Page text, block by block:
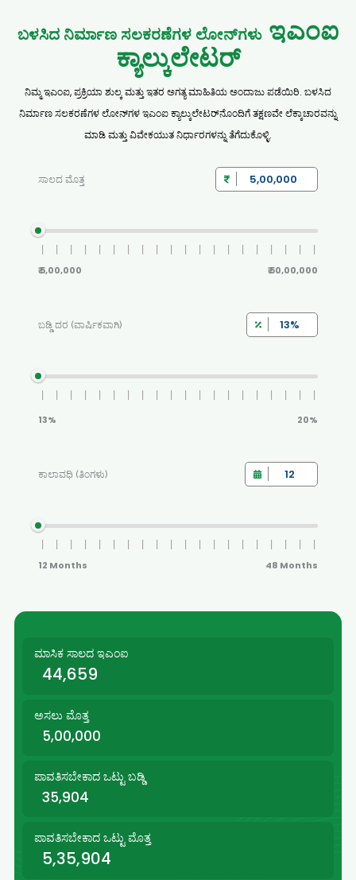
ಬಳಸಿದ ನಿರ್ಮಾಣ ಸಲಕರಣೆಗಳ ಲೋನ್‌ಗಳು ಇಎಂಐ
ಕ್ಯಾಲ್ಕುಲೇಟರ್
ನಿಮ್ಮ ಇಎಂಐ, ಪ್ರಕ್ರಿಯಾ ಶುಲ್ಕ ಮತ್ತು ಇತರ ಅಗತ್ಯ ಮಾಹಿತಿಯ ಅಂದಾಜು ಪಡೆಯಿರಿ. ಬಳಸಿದ
ನಿರ್ಮಾಣ ಸಲಕರಣೆಗಳ ಲೋನ್‌ಗಳ ಇಎಂಐ ಕ್ಯಾಲ್ಕುಲೇಟರ್‌ನೊಂದಿಗೆ ತಕ್ಷಣವೇ ಲೆಕ್ಕಾಚಾರವನ್ನು
ಮಾಡಿ ಮತ್ತು ವಿವೇಕಯುತ ನಿರ್ಧಾರಗಳನ್ನು ತೆಗೆದುಕೊಳ್ಳಿ.
ಸಾಲದ ಮೊತ್ತ
₹ 5,00,000 ₹ 50,00,000
ಬಡ್ಡಿ ದರ (ವಾರ್ಷಿಕವಾಗಿ)
13% 20%
ಕಾಲಾವಧಿ (ತಿಂಗಳು)
12 Months 48 Months
ಮಾಸಿಕ ಸಾಲದ ಇಎಂಐ
44,659
ಅಸಲು ಮೊತ್ತ
5,00,000
ಪಾವತಿಸಬೇಕಾದ ಒಟ್ಟು ಬಡ್ಡಿ
35,904
ಪಾವತಿಸಬೇಕಾದ ಒಟ್ಟು ಮೊತ್ತ
5,35,904